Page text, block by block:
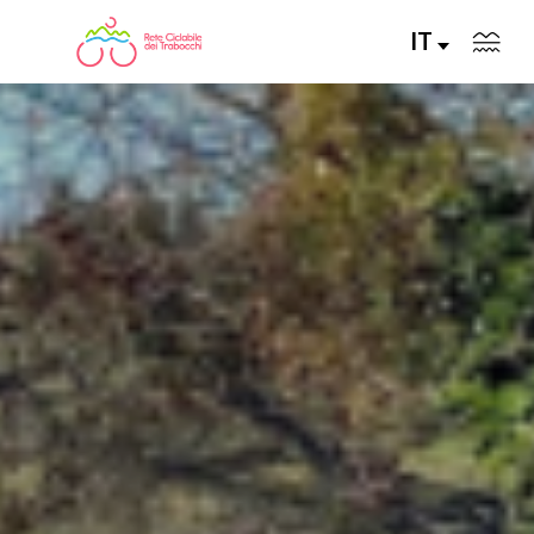
IT
LA RETE CICLABILE
PERCORSI CONSIGLIATI
PERCORSI FAI DA TE
ALLA SCOPERTA DELLA RETE
SERVIZI